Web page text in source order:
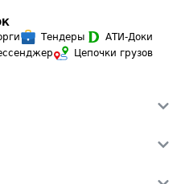
Тендеры
АТИ-Доки
Цепочки грузов